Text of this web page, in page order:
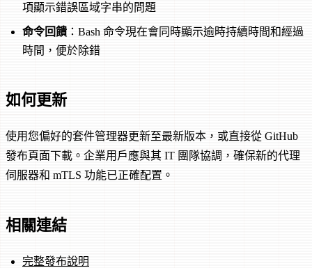
項顯示錯誤區域字串的問題
命令回饋 ：Bash 命令現在會同時顯示逾時持續時間和經過
時間，便於除錯
如何更新
使用您偏好的套件管理器更新至最新版本，或直接從 GitHub
發布頁面下載。企業用戶應與其 IT 團隊協調，確保新的代理
伺服器和 mTLS 功能已正確配置。
相關連結
完整發布說明